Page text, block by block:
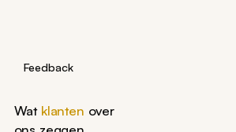
Feedback
Wat klanten over